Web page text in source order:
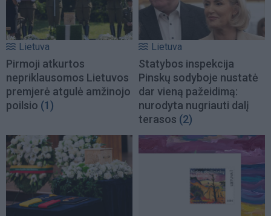
Lietuva
Pirmoji atkurtos
nepriklausomos Lietuvos
premjerė atgulė amžinojo
poilsio (1)
Lietuva
Statybos inspekcija
Pinskų sodyboje nustatė
dar vieną pažeidimą:
nurodyta nugriauti dalį
terasos (2)